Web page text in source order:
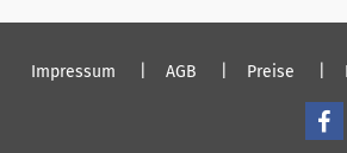
Impressum AGB Preise